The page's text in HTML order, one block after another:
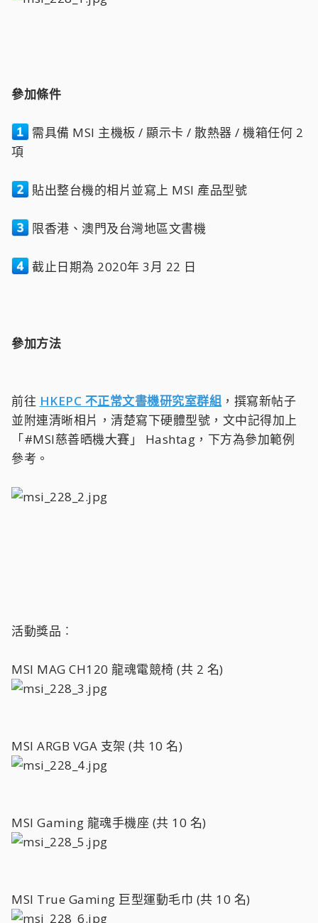
參加條件
需具備 MSI 主機板 / 顯示卡 / 散熱器 / 機箱任何 2
項
貼出整台機的相片並寫上 MSI 產品型號
限香港、澳門及台灣地區文書機
截止日期為 2020年 3月 22 日
參加方法
前往 HKEPC 不正常文書機研究室群組 ，撰寫新帖子
並附連清晰相片，清楚寫下硬體型號，文中記得加上
「#MSI慈善晒機大賽」 Hashtag，下方為參加範例
參考。
活動獎品︰
MSI MAG CH120 龍魂電競椅 (共 2 名)
MSI ARGB VGA 支架 (共 10 名)
MSI Gaming 龍魂手機座 (共 10 名)
MSI True Gaming 巨型運動毛巾 (共 10 名)